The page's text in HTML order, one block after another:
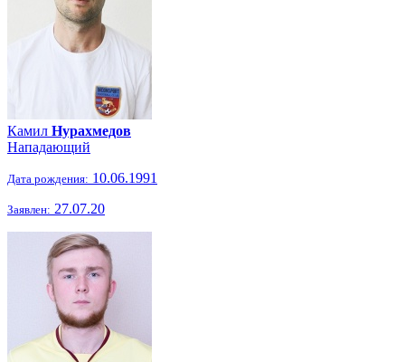
Камил Нурахмедов
Нападающий
Дата рождения: 10.06.1991
Заявлен: 27.07.20